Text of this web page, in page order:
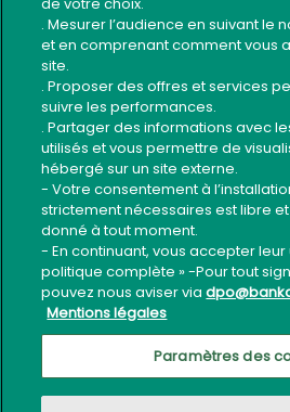
Code éthique du
Guide Sécurité
Usage sécurisé
Suivez-
Tous droits réservés ©Bank
. Mesurer l’audience en suivant le
et en comprenant comment vous
site.
. Proposer des offres et services
suivre les performances.
. Partager des informations avec
utilisés et vous permettre de
hébergé sur un site externe.
- Votre consentement à
strictement nécessaires est libre
donné à tout moment.
- En continuant, vous accepter leur
politique complète » -Pour tout
pouvez nous aviser via
Mentions légales
Paramètres des